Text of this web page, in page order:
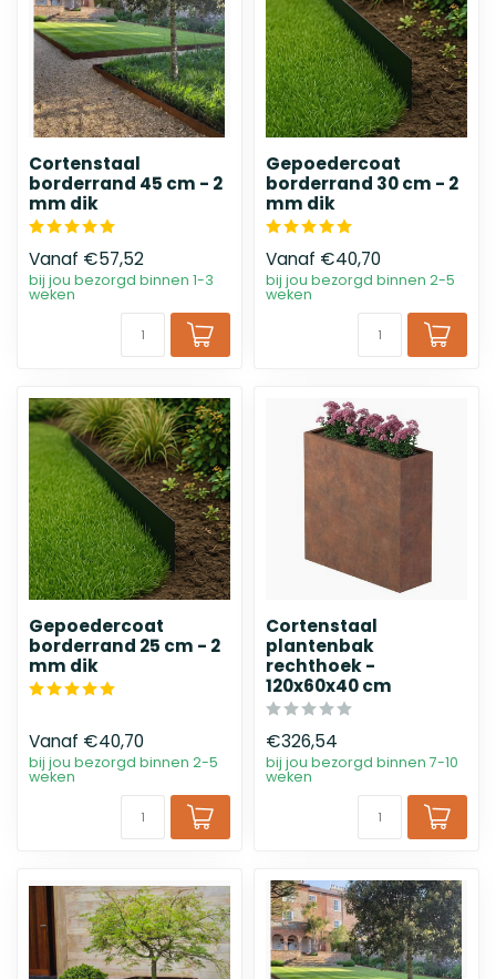
Cortenstaal
borderrand 45 cm - 2
mm dik
Vanaf €57,52
bij jou bezorgd binnen 1-3
weken
Gepoedercoat
borderrand 30 cm - 2
mm dik
Vanaf €40,70
bij jou bezorgd binnen 2-5
weken
Gepoedercoat
borderrand 25 cm - 2
mm dik
Vanaf €40,70
bij jou bezorgd binnen 2-5
weken
Cortenstaal
plantenbak
rechthoek -
120x60x40 cm
€326,54
bij jou bezorgd binnen 7-10
weken